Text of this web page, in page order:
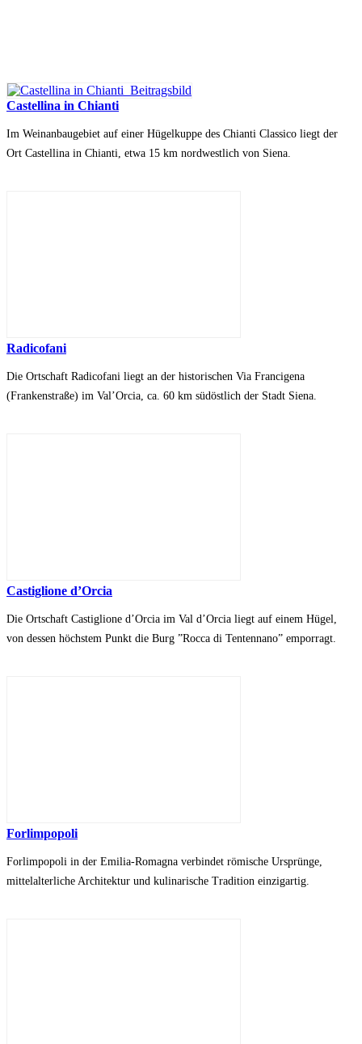
Castellina in Chianti
Im Weinanbaugebiet auf einer Hügelkuppe des Chianti Classico liegt der
Ort Castellina in Chianti, etwa 15 km nordwestlich von Siena.
Radicofani
Die Ortschaft Radicofani liegt an der historischen Via Francigena
(Frankenstraße) im Val’Orcia, ca. 60 km südöstlich der Stadt Siena.
Castiglione d’Orcia
Die Ortschaft Castiglione d’Orcia im Val d’Orcia liegt auf einem Hügel,
von dessen höchstem Punkt die Burg ”Rocca di Tentennano” emporragt.
Forlimpopoli
Forlimpopoli in der Emilia-Romagna verbindet römische Ursprünge,
mittelalterliche Architektur und kulinarische Tradition einzigartig.